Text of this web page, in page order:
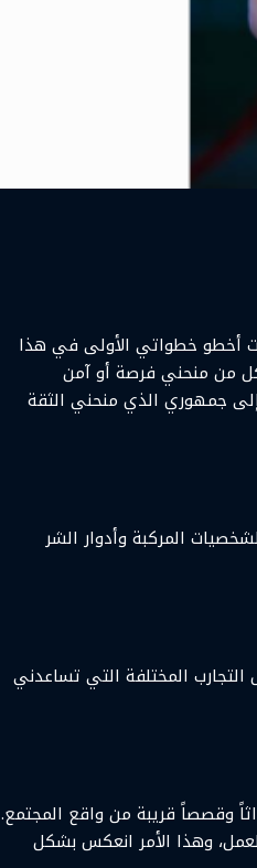
أخطو خطواتي الأولى في هذا
من منحني فرصة أو آمن
جمهوري الذي منحني الثقة
المركبة وأدوار الشر
المختلفة التي تساعدني
وقصصاً قريبة من واقع المجتمع.
وهذا الأمر انعكس بشكل